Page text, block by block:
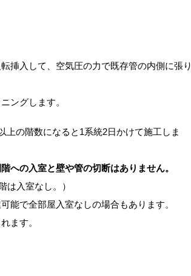
挿入して、空気圧の力で既存管の内側に張り
ングします。
の階数になると1系統2日かけて施工しま
への入室と壁や管の切断はありません。
は入室なし。）
能で全部屋入室なしの場合もあります。
ます。